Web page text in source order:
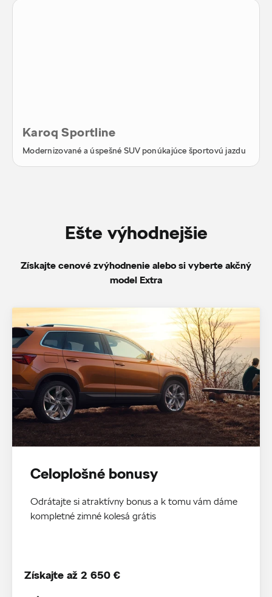
Karoq Sportline
Modernizované a úspešné SUV ponúkajúce športovú jazdu
Ešte výhodnejšie
Získajte cenové zvýhodnenie alebo si vyberte akčný
model Extra
Celoplošné bonusy
Odrátajte si atraktívny bonus a k tomu vám dáme
kompletné zimné kolesá grátis
Získajte až 2 650 €